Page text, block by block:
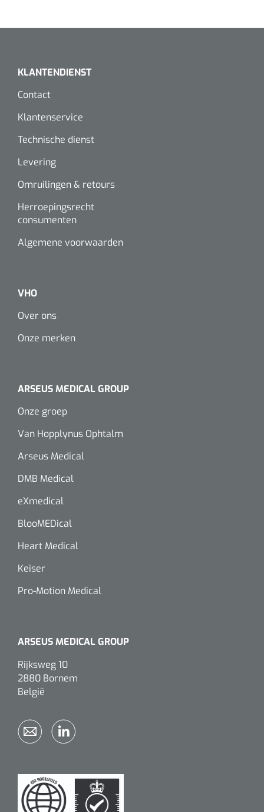
KLANTENDIENST
Contact
Klantenservice
Technische dienst
Levering
Omruilingen & retours
Herroepingsrecht
consumenten
Algemene voorwaarden
VHO
Over ons
Onze merken
ARSEUS MEDICAL GROUP
Onze groep
Van Hopplynus Ophtalm
Arseus Medical
DMB Medical
eXmedical
BlooMEDical
Heart Medical
Keiser
Pro-Motion Medical
ARSEUS MEDICAL GROUP
Rijksweg 10
2880 Bornem
België